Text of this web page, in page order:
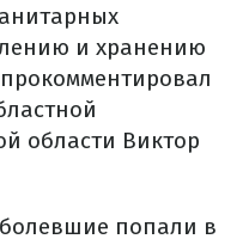
и хранению
области Виктор
попали в